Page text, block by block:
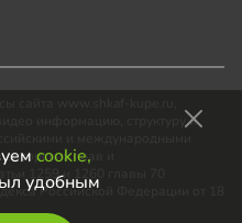
cookie,
удобным
информацию, структуру и
прав и
1259 и 1260 главы 70
Российской Федерации от 18